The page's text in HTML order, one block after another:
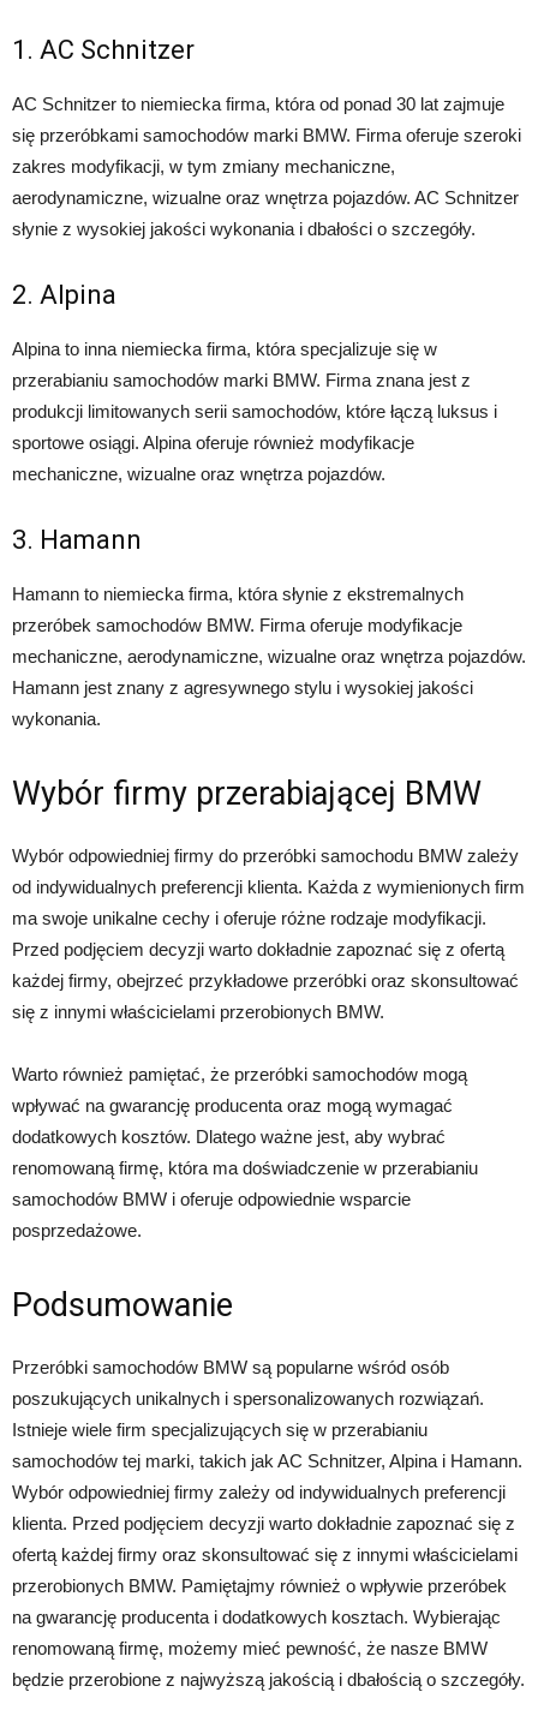
1. AC Schnitzer
AC Schnitzer to niemiecka firma, która od ponad 30 lat zajmuje
się przeróbkami samochodów marki BMW. Firma oferuje szeroki
zakres modyfikacji, w tym zmiany mechaniczne,
aerodynamiczne, wizualne oraz wnętrza pojazdów. AC Schnitzer
słynie z wysokiej jakości wykonania i dbałości o szczegóły.
2. Alpina
Alpina to inna niemiecka firma, która specjalizuje się w
przerabianiu samochodów marki BMW. Firma znana jest z
produkcji limitowanych serii samochodów, które łączą luksus i
sportowe osiągi. Alpina oferuje również modyfikacje
mechaniczne, wizualne oraz wnętrza pojazdów.
3. Hamann
Hamann to niemiecka firma, która słynie z ekstremalnych
przeróbek samochodów BMW. Firma oferuje modyfikacje
mechaniczne, aerodynamiczne, wizualne oraz wnętrza pojazdów.
Hamann jest znany z agresywnego stylu i wysokiej jakości
wykonania.
Wybór firmy przerabiającej BMW
Wybór odpowiedniej firmy do przeróbki samochodu BMW zależy
od indywidualnych preferencji klienta. Każda z wymienionych firm
ma swoje unikalne cechy i oferuje różne rodzaje modyfikacji.
Przed podjęciem decyzji warto dokładnie zapoznać się z ofertą
każdej firmy, obejrzeć przykładowe przeróbki oraz skonsultować
się z innymi właścicielami przerobionych BMW.
Warto również pamiętać, że przeróbki samochodów mogą
wpływać na gwarancję producenta oraz mogą wymagać
dodatkowych kosztów. Dlatego ważne jest, aby wybrać
renomowaną firmę, która ma doświadczenie w przerabianiu
samochodów BMW i oferuje odpowiednie wsparcie
posprzedażowe.
Podsumowanie
Przeróbki samochodów BMW są popularne wśród osób
poszukujących unikalnych i spersonalizowanych rozwiązań.
Istnieje wiele firm specjalizujących się w przerabianiu
samochodów tej marki, takich jak AC Schnitzer, Alpina i Hamann.
Wybór odpowiedniej firmy zależy od indywidualnych preferencji
klienta. Przed podjęciem decyzji warto dokładnie zapoznać się z
ofertą każdej firmy oraz skonsultować się z innymi właścicielami
przerobionych BMW. Pamiętajmy również o wpływie przeróbek
na gwarancję producenta i dodatkowych kosztach. Wybierając
renomowaną firmę, możemy mieć pewność, że nasze BMW
będzie przerobione z najwyższą jakością i dbałością o szczegóły.